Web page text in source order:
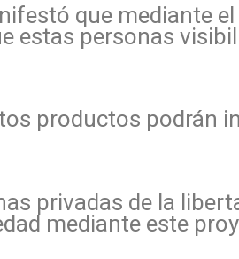
que mediante el
estas personas
productos podrán
privadas de la
mediante este